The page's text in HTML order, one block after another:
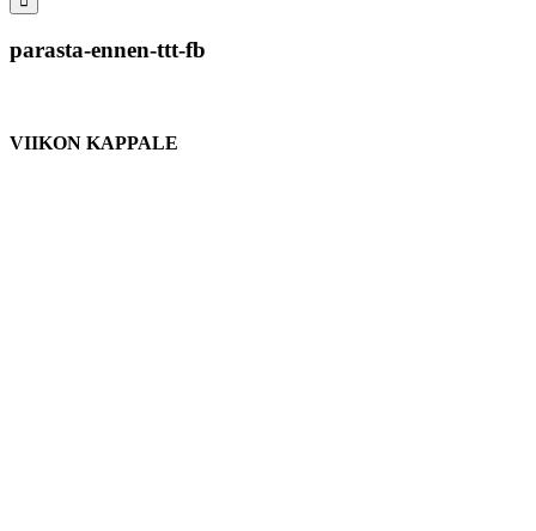
parasta-ennen-ttt-fb
VIIKON KAPPALE